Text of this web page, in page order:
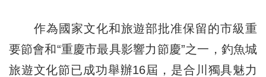
作為國家文化和旅遊部批准保留的市級重
要節會和“重慶市最具影響力節慶”之一，釣魚城
旅遊文化節已成功舉辦16屆，是合川獨具魅力